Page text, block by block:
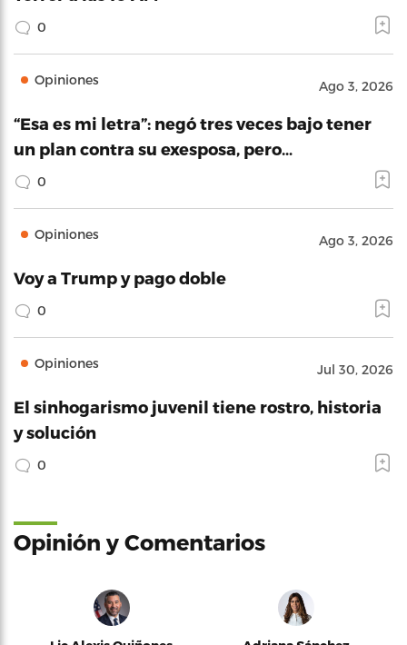
0
Opiniones Ago 3, 2026
“Esa es mi letra”: negó tres veces bajo tener
un plan contra su exesposa, pero…
0
Opiniones Ago 3, 2026
Voy a Trump y pago doble
0
Opiniones Jul 30, 2026
El sinhogarismo juvenil tiene rostro, historia
y solución
0
Opinión y Comentarios